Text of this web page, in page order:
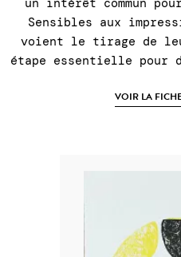
un intérêt commun
Sensibles aux
voient le tirage de
étape essentielle pour
VOIR LA